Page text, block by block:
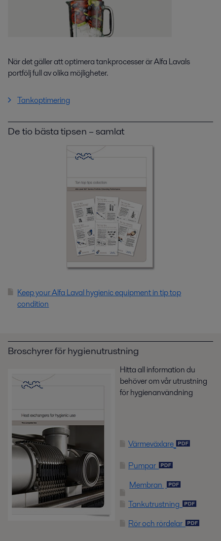
När det gäller att optimera tankprocesser är Alfa Lavals
portfölj full av olika möjligheter.
Tankoptimering
De tio bästa tipsen – samlat
Keep your Alfa Laval hygienic equipment in tip top
condition
Broschyrer för hygienutrustning
Hitta all information du
behöver om vår utrustning
för hygienanvändning
Värmeväxlare
Pumpar
Membran
Tankutrustning
Rör och rördelar